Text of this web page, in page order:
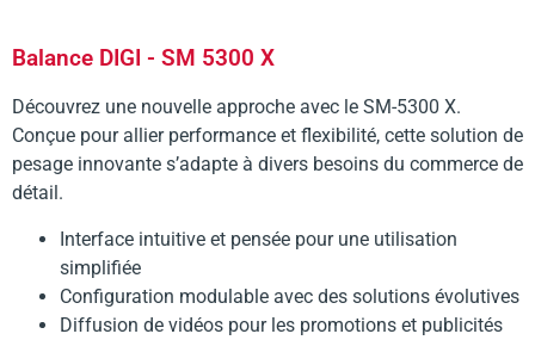
Balance DIGI - SM 5300 X
Découvrez une nouvelle approche avec le SM-5300 X.
Conçue pour allier performance et flexibilité, cette solution de
pesage innovante s’adapte à divers besoins du commerce de
détail.
Interface intuitive et pensée pour une utilisation
simplifiée
Configuration modulable avec des solutions évolutives
Diffusion de vidéos pour les promotions et publicités